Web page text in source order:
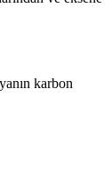
karbon